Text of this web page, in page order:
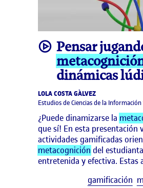
videoPensar
dinámicas
LOLA COSTA GÀLVEZ
Estudios de Ciencias de la
¿Puede dinamizarse la
que sí! En esta presentación
actividades gamificadas
metacognición del
entretenida y efectiva. Estas
gamificación